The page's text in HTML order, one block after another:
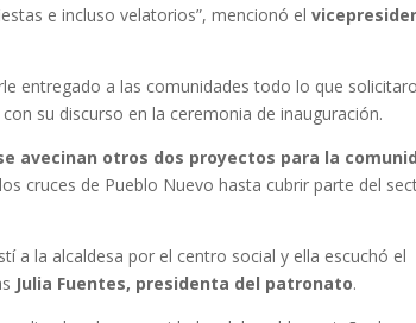
e incluso velatorios”, mencionó el
entregado a las comunidades todo lo que
su discurso en la ceremonia de inauguración.
avecinan otros dos proyectos para la
cruces de Pueblo Nuevo hasta cubrir parte del
a la alcaldesa por el centro social y ella escuchó el
Julia Fuentes, presidenta del patronato.